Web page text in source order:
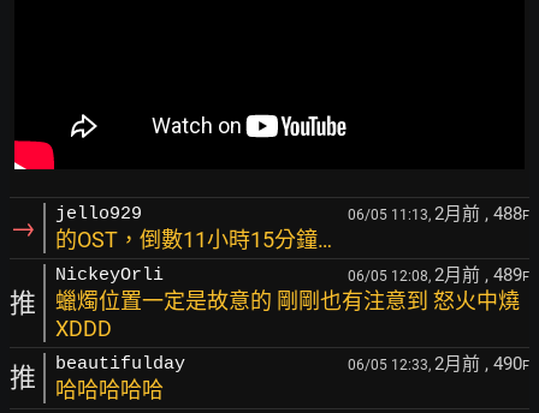
→ jello929 06/05 11:13, 2月前 , 488F
的OST，倒數11小時15分鐘…
推
NickeyOrli 06/05 12:08, 2月前 , 489F
蠟燭位置一定是故意的 剛剛也有注意到 怒火中燒
XDDD
推 beautifulday 06/05 12:33, 2月前 , 490F
哈哈哈哈哈